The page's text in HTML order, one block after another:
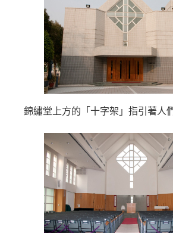
錦繡堂上方的「十字架」指引著人